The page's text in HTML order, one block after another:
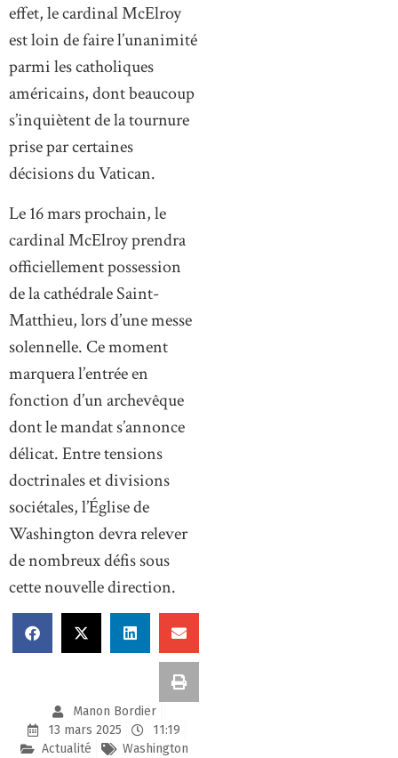
effet, le cardinal McElroy
est loin de faire l’unanimité
parmi les catholiques
américains, dont beaucoup
s’inquiètent de la tournure
prise par certaines
décisions du Vatican.
Le 16 mars prochain, le
cardinal McElroy prendra
officiellement possession
de la cathédrale Saint-
Matthieu, lors d’une messe
solennelle. Ce moment
marquera l’entrée en
fonction d’un archevêque
dont le mandat s’annonce
délicat. Entre tensions
doctrinales et divisions
sociétales, l’Église de
Washington devra relever
de nombreux défis sous
cette nouvelle direction.
Manon Bordier
13 mars 2025
11:19
Actualité
Washington